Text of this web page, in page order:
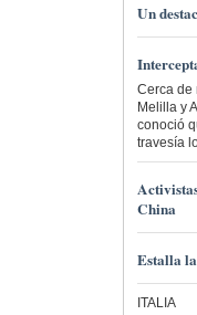
Un
Cerca de
Melilla y
conoció
travesía
China
Estalla
ITALIA